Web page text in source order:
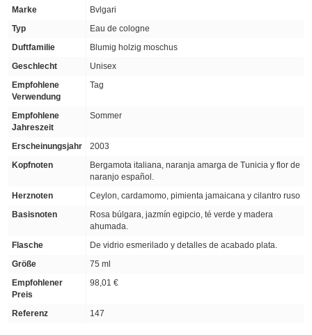
Marke
Bvlgari
Typ
Eau de cologne
Duftfamilie
Blumig holzig moschus
Geschlecht
Unisex
Empfohlene
Verwendung
Tag
Empfohlene
Jahreszeit
Sommer
Erscheinungsjahr
2003
Kopfnoten
Bergamota italiana, naranja amarga de Tunicia y flor de
naranjo español.
Herznoten
Ceylon, cardamomo, pimienta jamaicana y cilantro ruso
Basisnoten
Rosa búlgara, jazmín egipcio, té verde y madera
ahumada.
Flasche
De vidrio esmerilado y detalles de acabado plata.
Größe
75 ml
Empfohlener
Preis
98,01 €
Referenz 147